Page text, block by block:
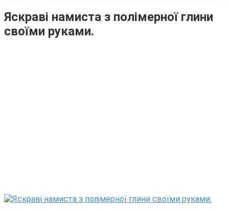
Яскраві намиста з полімерної глини
своїми руками.